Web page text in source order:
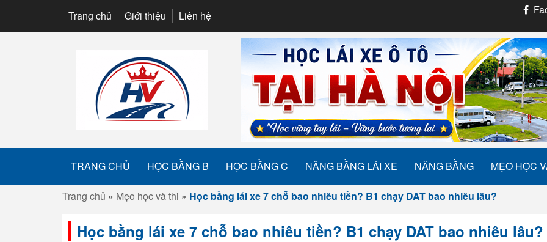
Trang chủ Giới thiệu Liên hệ
TRANG CHỦ HỌC BẰNG B HỌC BẰNG C NÂNG BẰNG LÁI XE NÂNG BẰNG MẸO HỌC
Trang chủ » Mẹo học và thi » Học bằng lái xe 7 chỗ bao nhiêu tiền? B1 chạy DAT bao nhiêu lâu?
Học bằng lái xe 7 chỗ bao nhiêu tiền? B1 chạy DAT bao nhiêu lâu?